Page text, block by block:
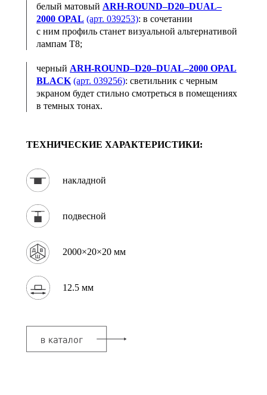
белый матовый ARH-ROUND–D20–DUAL–
2000 OPAL (арт. 039253): в сочетании
с ним профиль станет визуальной альтернативой
лампам Т8;
черный ARH-ROUND–D20–DUAL–2000 OPAL
BLACK (арт. 039256): светильник с черным
экраном будет стильно смотреться в помещениях
в темных тонах.
ТЕХНИЧЕСКИЕ ХАРАКТЕРИСТИКИ:
накладной
подвесной
2000×20×20 мм
12.5 мм